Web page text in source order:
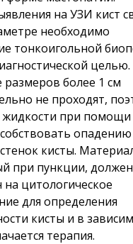
на УЗИ кист
необходимо
тонкоигольной
размеров более 1 см
не проходят,
жидкости при помощи
кисты.
при пункции,
на цитологическое
для определения
кисты и в
терапия.